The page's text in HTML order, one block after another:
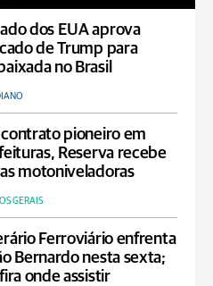
dos EUA aprova
de Trump para
no Brasil
contrato pioneiro em
Reserva recebe
motoniveladoras
GERAIS
Ferroviário enfrenta
Bernardo nesta sexta;
onde assistir